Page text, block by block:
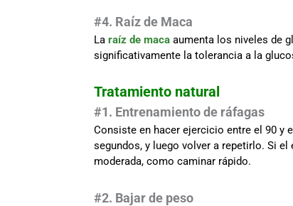
#4. Raíz de Maca
La raíz de maca aumenta los niveles de
significativamente la tolerancia a la
Tratamiento natural
#1. Entrenamiento de ráfagas
Consiste en hacer ejercicio entre el 90 y
segundos, y luego volver a repetirlo. Si
moderada, como caminar rápido.
#2. Bajar de peso